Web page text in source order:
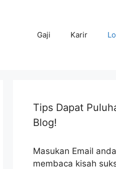
Gaji Karir
Tips Dapat
Blog!
Masukan Email
membaca kisah